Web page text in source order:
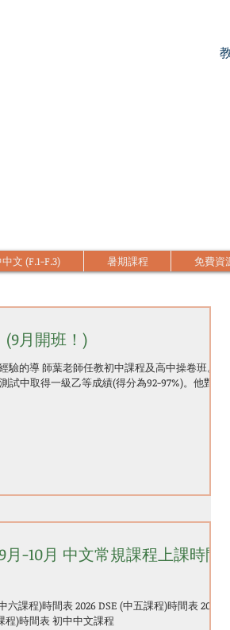
文 (F.1-F.3) 暑期課程 免費資
月開班！)
的導 師葉老師任教初中課程及高中操卷班。
中取得一級乙等成績(得分為92-97%)。他對任
月-10月 中文常規課程上課時間
六課程)時間表 2026 DSE (中五課程)時間表 2027
程)時間表 初中中文課程